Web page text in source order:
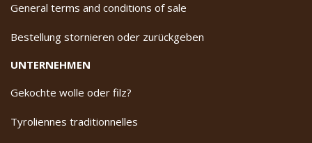
General terms and conditions of sale
Bestellung stornieren oder zurückgeben
UNTERNEHMEN
Gekochte wolle oder filz?
Tyroliennes traditionnelles